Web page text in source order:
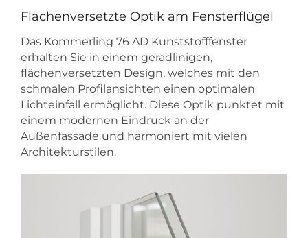
Flächenversetzte Optik am Fensterflügel
Das Kömmerling 76 AD Kunststofffenster
erhalten Sie in einem geradlinigen,
flächenversetzten Design, welches mit den
schmalen Profilansichten einen optimalen
Lichteinfall ermöglicht. Diese Optik punktet mit
einem modernen Eindruck an der
Außenfassade und harmoniert mit vielen
Architekturstilen.